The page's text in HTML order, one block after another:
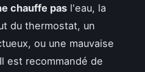
chauffe pas l'eau, la
du thermostat, un
ou une mauvaise
est recommandé de